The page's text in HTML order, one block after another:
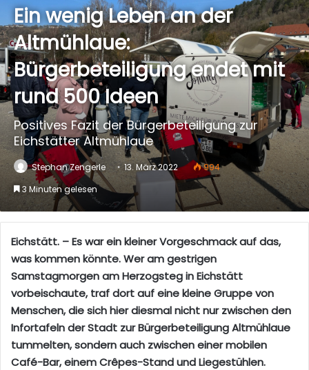
Ein wenig Leben an der
Altmühlaue:
Bürgerbeteiligung endet mit
rund 500 Ideen
Positives Fazit der Bürgerbeteiligung zur
Eichstätter Altmühlaue
Stephan Zengerle 13. März 2022
994
3 Minuten gelesen
Eichstätt. – Es war ein kleiner Vorgeschmack auf das,
was kommen könnte. Wer am gestrigen
Samstagmorgen am Herzogsteg in Eichstätt
vorbeischaute, traf dort auf eine kleine Gruppe von
Menschen, die sich hier diesmal nicht nur zwischen den
Infortafeln der Stadt zur Bürgerbeteiligung Altmühlaue
tummelten, sondern auch zwischen einer mobilen
Café-Bar, einem Crêpes-Stand und Liegestühlen.